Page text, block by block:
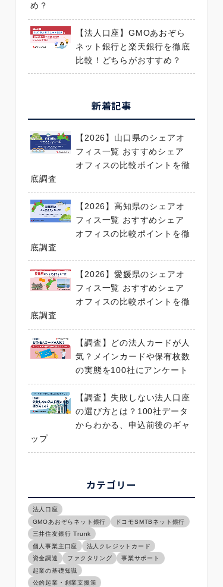
め？
【法人口座】GMOあおぞら
ネット銀行と楽天銀行を徹底
比較！どちらがおすすめ？
新着記事
【2026】山口県のシェアオ
フィス一覧 おすすめシェア
オフィスの比較ポイントを徹
底調査
【2026】高知県のシェアオ
フィス一覧 おすすめシェア
オフィスの比較ポイントを徹
底調査
【2026】愛媛県のシェアオ
フィス一覧 おすすめシェア
オフィスの比較ポイントを徹
底調査
【調査】どの法人カードが人
気？メインカードや保有枚数
の実態を100社にアンケート
【調査】失敗しない法人口座
の選び方とは？100社データ
からわかる、申込前後のギャ
ップ
カテゴリー
法人口座
GMOあおぞらネット銀行
ドコモSMTBネット銀行
三井住友銀行 Trunk
個人事業主口座
法人クレジットカード
資金調達
ファクタリング
事業サポート
起業の基礎知識
公的起業・創業支援策